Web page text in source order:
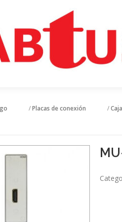
/Placas de conexión /